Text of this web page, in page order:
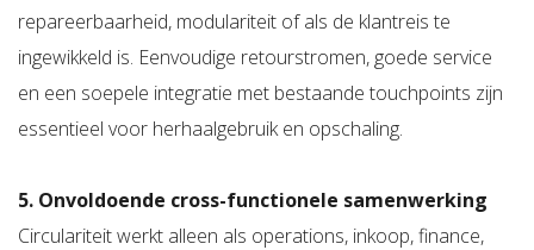
repareerbaarheid, modulariteit of als de klantreis te
ingewikkeld is. Eenvoudige retourstromen, goede service
en een soepele integratie met bestaande touchpoints zijn
essentieel voor herhaalgebruik en opschaling.
5. Onvoldoende cross-functionele samenwerking
Circulariteit werkt alleen als operations, inkoop, finance,